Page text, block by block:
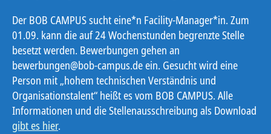
Der BOB CAMPUS sucht eine*n Facility-Manager*in. Zum
01.09. kann die auf 24 Wochenstunden begrenzte Stelle
besetzt werden. Bewerbungen gehen an
bewerbungen@bob-campus.de ein. Gesucht wird eine
Person mit „hohem technischen Verständnis und
Organisationstalent“ heißt es vom BOB CAMPUS. Alle
Informationen und die Stellenausschreibung als Download
gibt es hier.